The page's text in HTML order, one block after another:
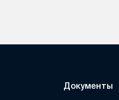
Документы